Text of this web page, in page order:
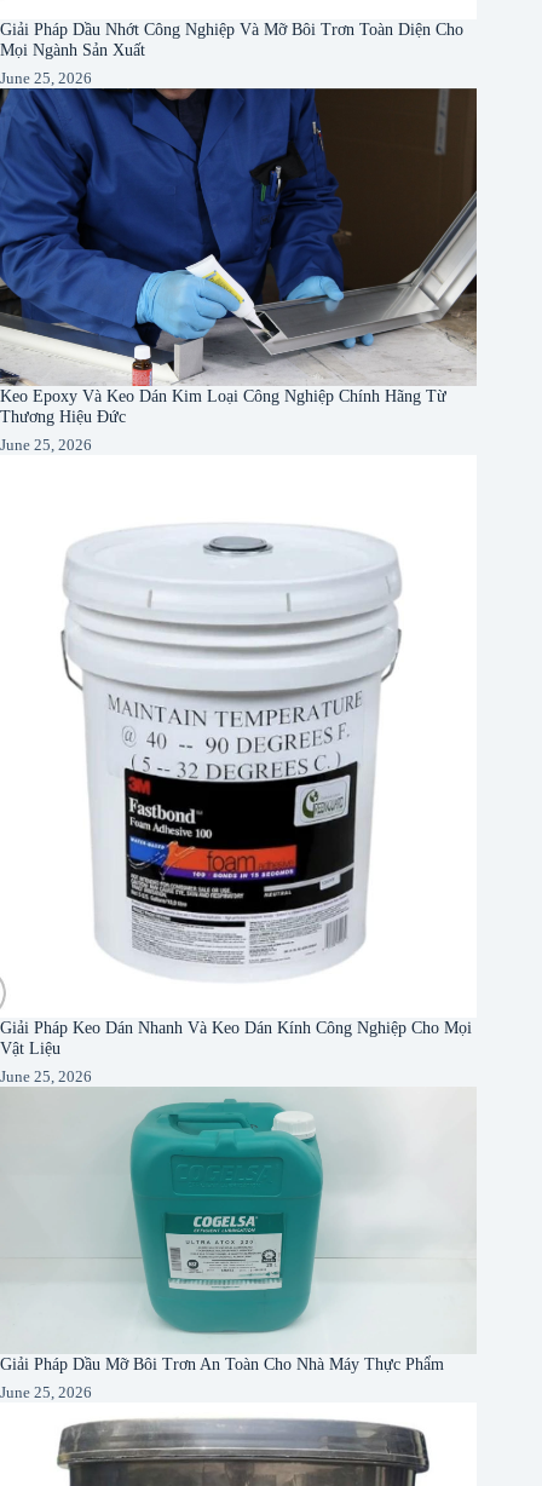
Giải Pháp Dầu Nhớt Công Nghiệp Và Mỡ Bôi Trơn Toàn Diện Cho
Mọi Ngành Sản Xuất
June 25, 2026
Keo Epoxy Và Keo Dán Kim Loại Công Nghiệp Chính Hãng Từ
Thương Hiệu Đức
June 25, 2026
Giải Pháp Keo Dán Nhanh Và Keo Dán Kính Công Nghiệp Cho Mọi
Vật Liệu
June 25, 2026
Giải Pháp Dầu Mỡ Bôi Trơn An Toàn Cho Nhà Máy Thực Phẩm
June 25, 2026